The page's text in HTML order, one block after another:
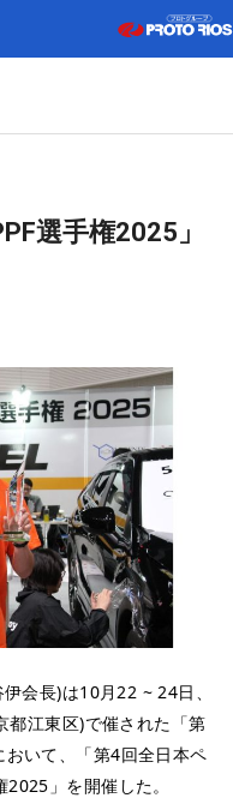
選手権2025」
会長)は10月22 ~ 24日、
都江東区)で催された「第
いて、「第4回全日本ペ
」を開催した。